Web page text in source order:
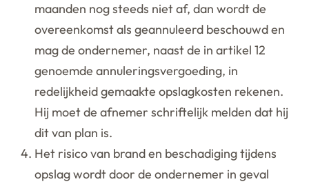
maanden nog steeds niet af, dan wordt de
overeenkomst als geannuleerd beschouwd en
mag de ondernemer, naast de in artikel 12
genoemde annuleringsvergoeding, in
redelijkheid gemaakte opslagkosten rekenen.
Hij moet de afnemer schriftelijk melden dat hij
dit van plan is.
Het risico van brand en beschadiging tijdens
opslag wordt door de ondernemer in geval